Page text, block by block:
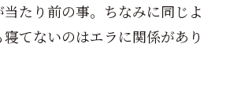
たり前の事。ちなみに同じよ
てないのはエラに関係があり